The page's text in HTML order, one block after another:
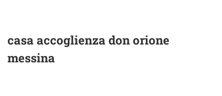
casa accoglienza don orione
messina